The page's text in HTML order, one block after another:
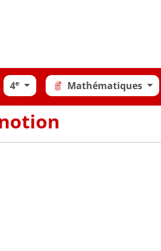
4e Mathématiques